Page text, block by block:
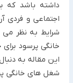
داشته باشد که
اجتماعی و فردی
شرایط به نظر
خانگی پرسود
این مقاله به
شغل های خانگی